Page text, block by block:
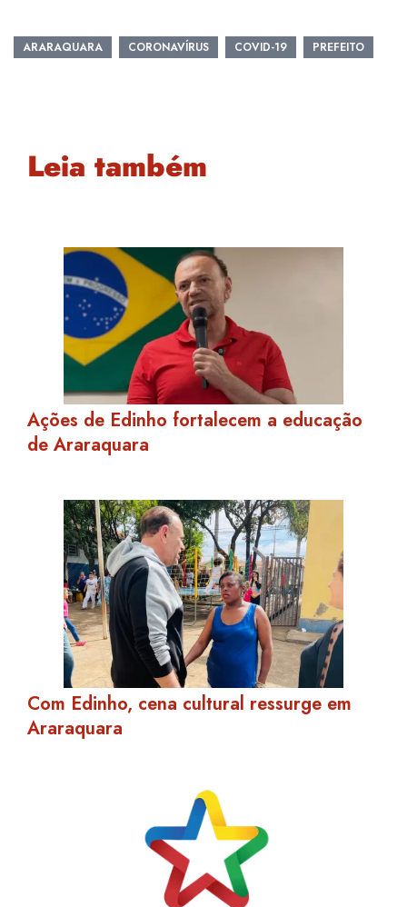
ARARAQUARA CORONAVÍRUS COVID-19 PREFEITO
Leia também
Ações de Edinho fortalecem a educação
de Araraquara
Com Edinho, cena cultural ressurge em
Araraquara